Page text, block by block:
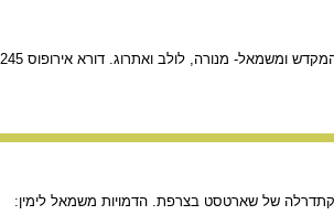
ציור קיר מעל גומחת ארון הקודש בבית הכנסת. מימין- תיאור עקדת יצחק, במרכז- ציור המקדש ומשמאל- מנורה, לולב ואתרוג. דורא אירופוס 245
של שארטסט בצרפת. הדמויות משמאל לימין: